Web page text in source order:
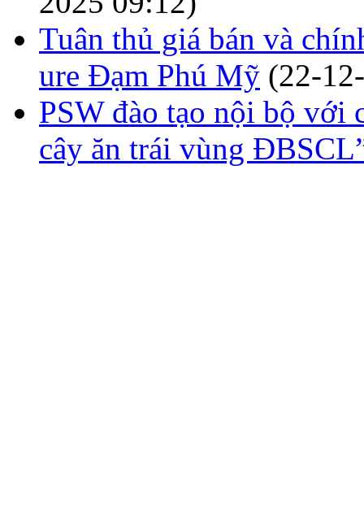
Tuân thủ giá bán và
ure Đạm Phú Mỹ (22-
PSW đào tạo nội bộ với
cây ăn trái vùng